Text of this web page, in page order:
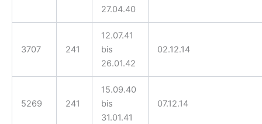
27.04.40
3707 241
12.07.41
bis
26.01.42
02.12.14
5269 241
15.09.40
bis
31.01.41
07.12.14